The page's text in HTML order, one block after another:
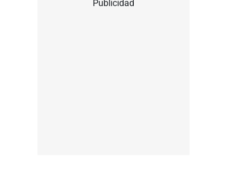
Publicidad